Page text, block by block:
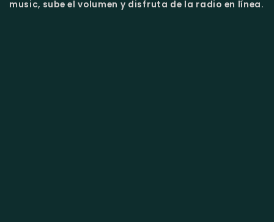
music, sube el volumen y disfruta de la radio en línea.